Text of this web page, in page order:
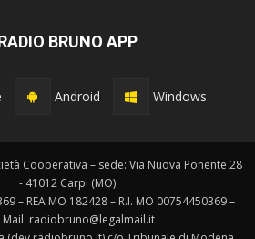
BRUNO APP
Android Windows
Cooperativa – sede: Via Nuova Ponente 28
- 41012 Carpi (MO)
– REA MO 182428 – R.I. MO 00754450369 –
Mail: radiobruno@legalmail.it